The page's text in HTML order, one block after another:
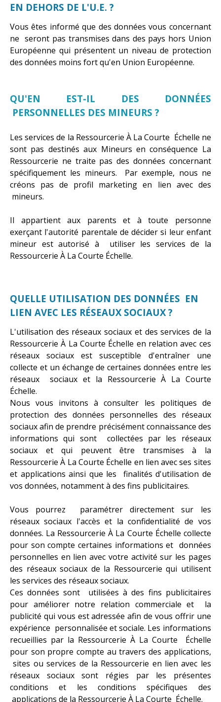
EN DEHORS DE L'U.E. ?
Vous êtes informé que des données vous concernant
ne seront pas transmises dans des pays hors Union
Européenne qui présentent un niveau de protection
des données moins fort qu'en Union Européenne.
QU'EN EST-IL DES DONNÉES
PERSONNELLES DES MINEURS ?
Les services de la Ressourcerie À La Courte Échelle ne
sont pas destinés aux Mineurs en conséquence La
Ressourcerie ne traite pas des données concernant
spécifiquement les mineurs. Par exemple, nous ne
créons pas de profil marketing en lien avec des
mineurs.
Il appartient aux parents et à toute personne
exerçant l'autorité parentale de décider si leur enfant
mineur est autorisé à utiliser les services de la
Ressourcerie À La Courte Échelle.
QUELLE UTILISATION DES DONNÉES EN
LIEN AVEC LES RÉSEAUX SOCIAUX ?
L'utilisation des réseaux sociaux et des services de la
Ressourcerie À La Courte Échelle en relation avec ces
réseaux sociaux est susceptible d'entraîner une
collecte et un échange de certaines données entre les
réseaux sociaux et la Ressourcerie À La Courte
Échelle.
Nous vous invitons à consulter les politiques de
protection des données personnelles des réseaux
sociaux afin de prendre précisément connaissance des
informations qui sont collectées par les réseaux
sociaux et qui peuvent être transmises à la
Ressourcerie À La Courte Échelle en lien avec ses sites
et applications ainsi que les finalités d'utilisation de
vos données, notamment à des fins publicitaires.
Vous pourrez paramétrer directement sur les
réseaux sociaux l'accès et la confidentialité de vos
données. La Ressourcerie À La Courte Échelle collecte
pour son compte certaines informations et données
personnelles en lien avec votre activité sur les pages
des réseaux sociaux de la Ressourcerie qui utilisent
les services des réseaux sociaux.
Ces données sont utilisées à des fins publicitaires
pour améliorer notre relation commerciale et la
publicité qui vous est adressée afin de vous offrir une
expérience personnalisée et sociale. Les informations
recueillies par la Ressourcerie À La Courte Échelle
pour son propre compte au travers des applications,
sites ou services de la Ressourcerie en lien avec les
réseaux sociaux sont régies par les présentes
conditions et les conditions spécifiques des
applications de la Ressourcerie À La Courte Échelle.